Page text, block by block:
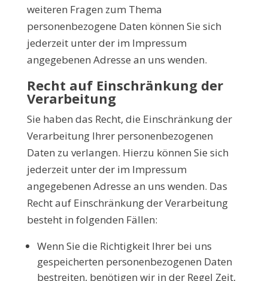
weiteren Fragen zum Thema
personenbezogene Daten können Sie sich
jederzeit unter der im Impressum
angegebenen Adresse an uns wenden.
Recht auf Einschränkung der
Verarbeitung
Sie haben das Recht, die Einschränkung der
Verarbeitung Ihrer personenbezogenen
Daten zu verlangen. Hierzu können Sie sich
jederzeit unter der im Impressum
angegebenen Adresse an uns wenden. Das
Recht auf Einschränkung der Verarbeitung
besteht in folgenden Fällen:
Wenn Sie die Richtigkeit Ihrer bei uns
gespeicherten personenbezogenen Daten
bestreiten, benötigen wir in der Regel Zeit,